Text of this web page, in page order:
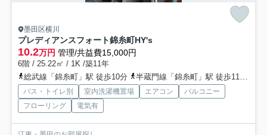
墨田区横川
プレディアンスフォート錦糸町HY's
10.2万円 管理/共益費15,000円
6階 / 25.22㎡ / 1K /築11年
総武線「錦糸町」駅 徒歩10分
半蔵門線「錦糸町」駅 徒歩11分
バス・トイレ別 室内洗濯機置場 エアコン
バルコニー
フローリング
電気有